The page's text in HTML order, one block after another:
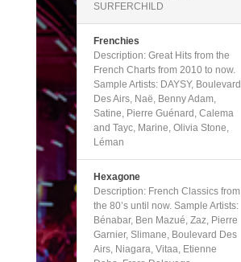
SURFERCHILD
Frenchies
Description: Great Hits from the
French Charts from 2010 to now.
Sample Artists: DAYSY, Boulevard
Des Airs, Naë, Benny Adam,
Satine, Pierre Guénard, Calema
and Tayc, Marine, Olivia Stone,
Léman
Hexagone
Description: French Classics from
the 80’s until now. Sample Artists:
Bénabar, Ben Mazué, Zaz, Pierre
Garnier, Slimane, Boulevard Des
Airs, Niagara, Vitaa, Etienne